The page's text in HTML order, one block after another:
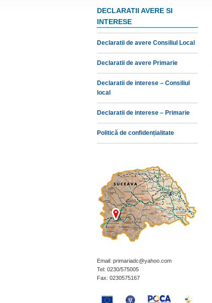
DECLARATII AVERE SI
INTERESE
Declaratii de avere Consiliul Local
Declaratii de avere Primarie
Declaratii de interese – Consiliul
local
Declaratii de interese – Primarie
Politică de confidențialitate
Email: primariadc@yahoo.com
Tel: 0230/575005
Fax: 0230575167